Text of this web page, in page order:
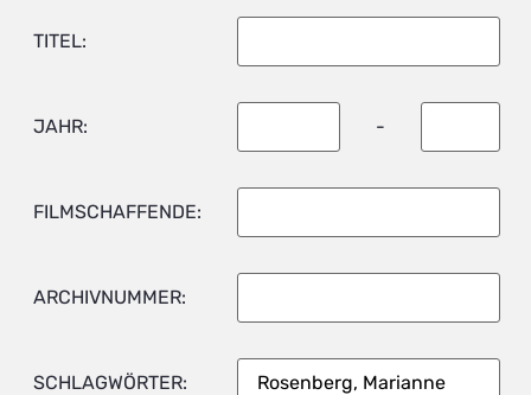
TITEL:
JAHR: -
FILMSCHAFFENDE:
ARCHIVNUMMER:
SCHLAGWÖRTER: